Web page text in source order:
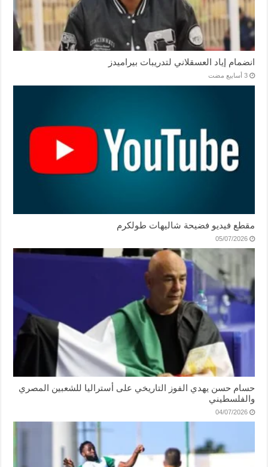
انضمام إياد العسقلاني لتدريبات بيراميدز
‏3 أسابيع مضت
مقطع فيديو فضيحة شاليهات طولكرم
05/07/2026
حسام حسن يهدي الفوز التاريخي على أستراليا للشعبين المصري
والفلسطيني
04/07/2026